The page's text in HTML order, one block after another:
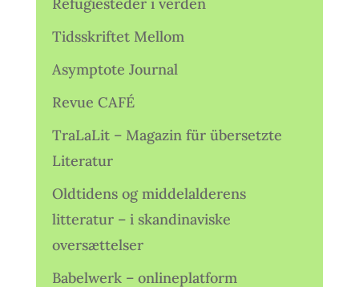
Tidsskriftet Mellom
Asymptote Journal
Revue CAFÉ
TraLaLit – Magazin für übersetzte
Literatur
Oldtidens og middelalderens
litteratur – i skandinaviske
oversættelser
Babelwerk – onlineplatform